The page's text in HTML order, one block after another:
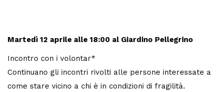
Martedì 12 aprile alle 18:00 al Giardino Pellegrino
Incontro con i volontar*
Continuano gli incontri rivolti alle persone interessate a
come stare vicino a chi è in condizioni di fragilità.